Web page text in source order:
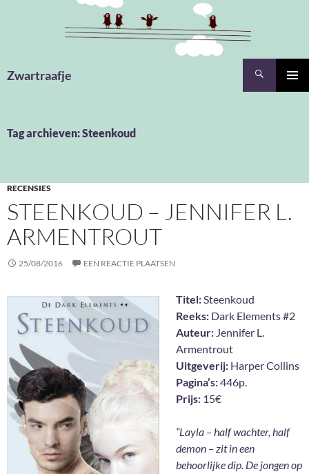
Zwartraafje
Tag archieven: Steenkoud
RECENSIES
STEENKOUD – JENNIFER L.
ARMENTROUT
25/08/2016 EEN REACTIE PLAATSEN
Titel:Steenkoud
Reeks: Dark Elements #2
Auteur: Jennifer L.
Armentrout
Uitgeverij: Harper Collins
Pagina’s:446p.
Prijs: 15€
“Layla – half wachter, half
demon – zit in een
behoorlijke dip. De jongen op